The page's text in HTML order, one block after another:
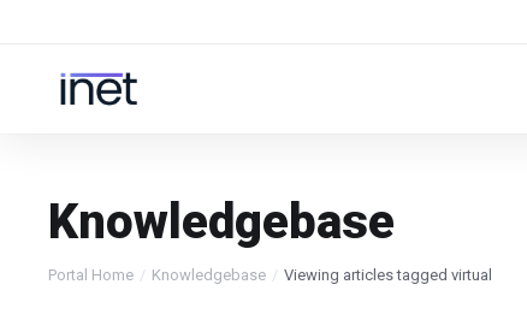
Knowledgebase
Portal Home Knowledgebase Viewing articles tagged virtual